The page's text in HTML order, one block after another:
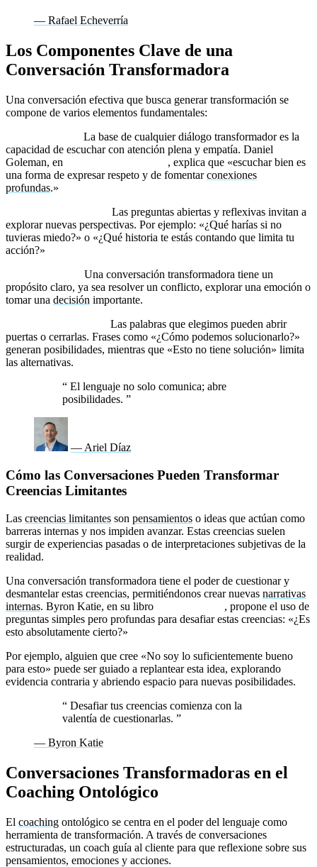
— Rafael Echeverría
Los Componentes Clave de una
Conversación Transformadora
Una conversación efectiva que busca generar transformación se
compone de varios elementos fundamentales:
La base de cualquier diálogo transformador es la
capacidad de escuchar con atención plena y empatía. Daniel
Goleman, en
, explica que «escuchar bien es
una forma de expresar respeto y de fomentarconexiones
profundas.»
Las preguntas abiertas y reflexivas invitan a
explorar nuevas perspectivas. Por ejemplo: «¿Qué harías si no
tuvieras miedo?» o «¿Qué historia te estás contando que limita tu
acción?»
Una conversación transformadora tiene un
propósito claro, ya sea resolver un conflicto, explorar una emoción o
tomar una decisión importante.
Las palabras que elegimos pueden abrir
puertas o cerrarlas. Frases como «¿Cómo podemos solucionarlo?»
generan posibilidades, mientras que «Esto no tiene solución» limita
las alternativas.
“ El lenguaje no solo comunica; abre
posibilidades. ”
— Ariel Díaz
Cómo las Conversaciones Pueden Transformar
Creencias Limitantes
Las creencias limitantes son pensamientos o ideas que actúan como
barreras internas y nos impiden avanzar. Estas creencias suelen
surgir de experiencias pasadas o de interpretaciones subjetivas de la
realidad.
Una conversación transformadora tiene el poder de cuestionar y
desmantelar estas creencias, permitiéndonos crear nuevas narrativas
internas. Byron Katie, en su libro
, propone el uso de
preguntas simples pero profundas para desafiar estas creencias: «¿Es
esto absolutamente cierto?»
Por ejemplo, alguien que cree «No soy lo suficientemente bueno
para esto» puede ser guiado a replantear esta idea, explorando
evidencia contraria y abriendo espacio para nuevas posibilidades.
“ Desafiar tus creencias comienza con la
valentía de cuestionarlas. ”
— Byron Katie
Conversaciones Transformadoras en el
Coaching Ontológico
El coaching ontológico se centra en el poder del lenguaje como
herramienta de transformación. A través de conversaciones
estructuradas, un coach guía al cliente para que reflexione sobre sus
pensamientos, emociones y acciones.